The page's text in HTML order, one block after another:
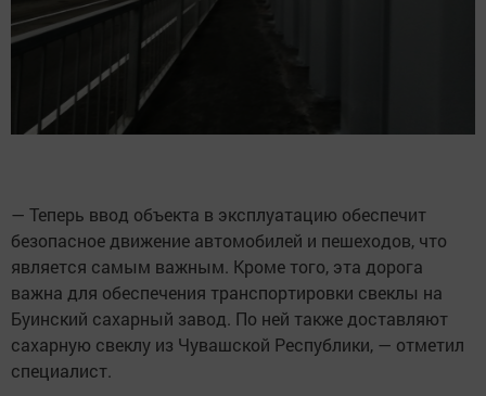
— Теперь ввод объекта в эксплуатацию обеспечит
безопасное движение автомобилей и пешеходов, что
является самым важным. Кроме того, эта дорога
важна для обеспечения транспортировки свеклы на
Буинский сахарный завод. По ней также доставляют
сахарную свеклу из Чувашской Республики, — отметил
специалист.